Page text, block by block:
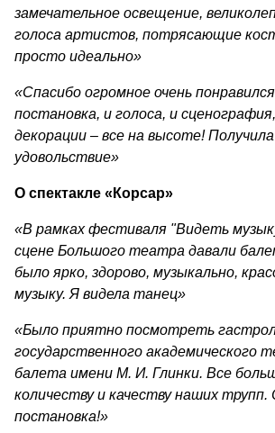
замечательное освещение,
голоса артистов, потрясающие
просто идеально»
«Спасибо огромное очень
постановка, и голоса, и
декорации – все на высоте!
удовольствие»
О спектакле «Корсар»
«В рамках фестиваля "Видеть
сцене Большого театра давали
было ярко, здорово, музыкально,
музыку. Я видела танец»
«Было приятно посмотреть
государственного академического
балета имени М. И. Глинки. Все
количеству и качеству наших
постановка!»